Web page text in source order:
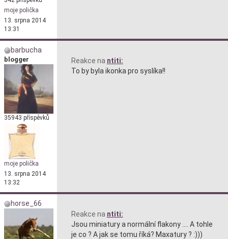
moje polička
13. srpna 2014
13:31
barbucha
blogger
35943 příspěvků
moje polička
13. srpna 2014
13:32
Reakce na ntiti:
To by byla ikonka pro syslíka!!
horse_66
Reakce na ntiti:
Jsou miniatury a normální flakony .... A tohle
je co ? A jak se tomu říká? Maxatury ? :)))